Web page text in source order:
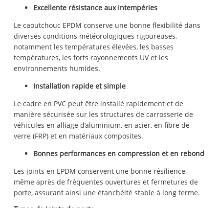
Excellente résistance aux intempéries
Le caoutchouc EPDM conserve une bonne flexibilité dans
diverses conditions météorologiques rigoureuses,
notamment les températures élevées, les basses
températures, les forts rayonnements UV et les
environnements humides.
Installation rapide et simple
Le cadre en PVC peut être installé rapidement et de
manière sécurisée sur les structures de carrosserie de
véhicules en alliage d’aluminium, en acier, en fibre de
verre (FRP) et en matériaux composites.
Bonnes performances en compression et en rebond
Les joints en EPDM conservent une bonne résilience,
même après de fréquentes ouvertures et fermetures de
porte, assurant ainsi une étanchéité stable à long terme.